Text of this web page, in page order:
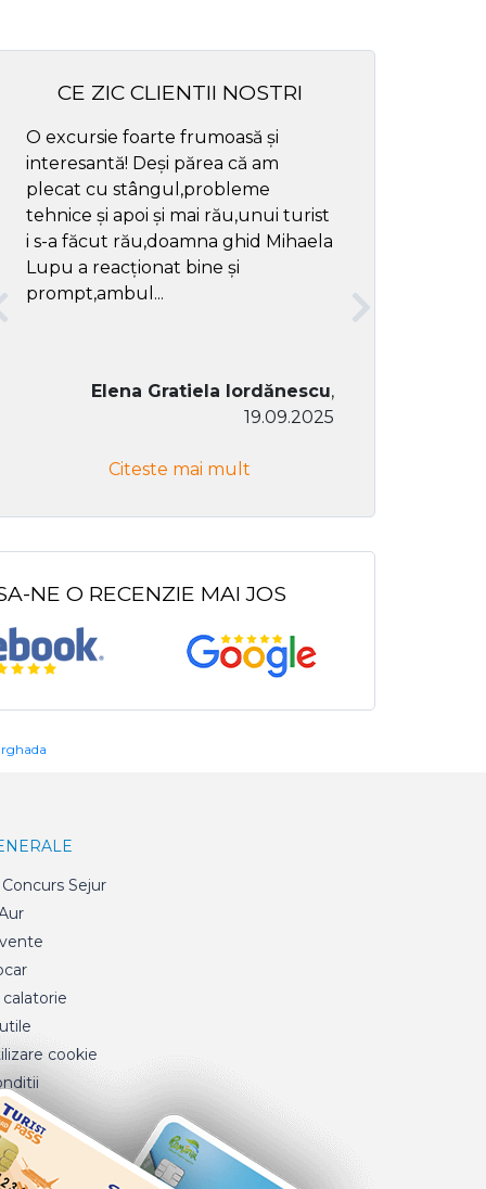
CE ZIC CLIENTII NOSTRI
O excursie foarte frumoasă și
interesantă! Deși părea că am
plecat cu stângul,probleme
tehnice și apoi și mai rău,unui turist
i s-a făcut rău,doamna ghid Mihaela
Lupu a reacționat bine și
prompt,ambul...
Elena Gratiela Iordănescu,
19.09.2025
Citeste mai mult
NE O RECENZIE MAI JOS
Sejur
cookie